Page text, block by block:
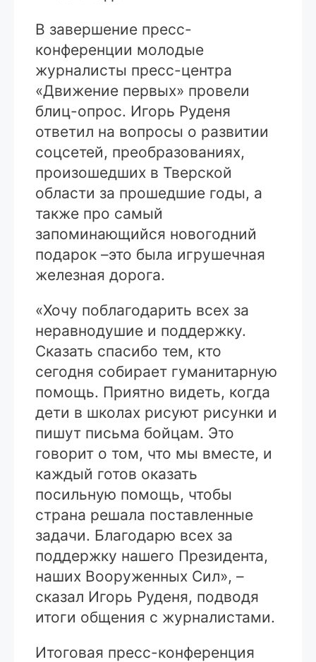
В завершение пресс-
конференции молодые
журналисты пресс-центра
«Движение первых» провели
блиц-опрос. Игорь Руденя
ответил на вопросы о развитии
соцсетей, преобразованиях,
произошедших в Тверской
области за прошедшие годы, а
также про самый
запоминающийся новогодний
подарок –это была игрушечная
железная дорога.
«Хочу поблагодарить всех за
неравнодушие и поддержку.
Сказать спасибо тем, кто
сегодня собирает гуманитарную
помощь. Приятно видеть, когда
дети в школах рисуют рисунки и
пишут письма бойцам. Это
говорит о том, что мы вместе, и
каждый готов оказать
посильную помощь, чтобы
страна решала поставленные
задачи. Благодарю всех за
поддержку нашего Президента,
наших Вооруженных Сил», –
сказал Игорь Руденя, подводя
итоги общения с журналистами.
Итоговая пресс-конференция